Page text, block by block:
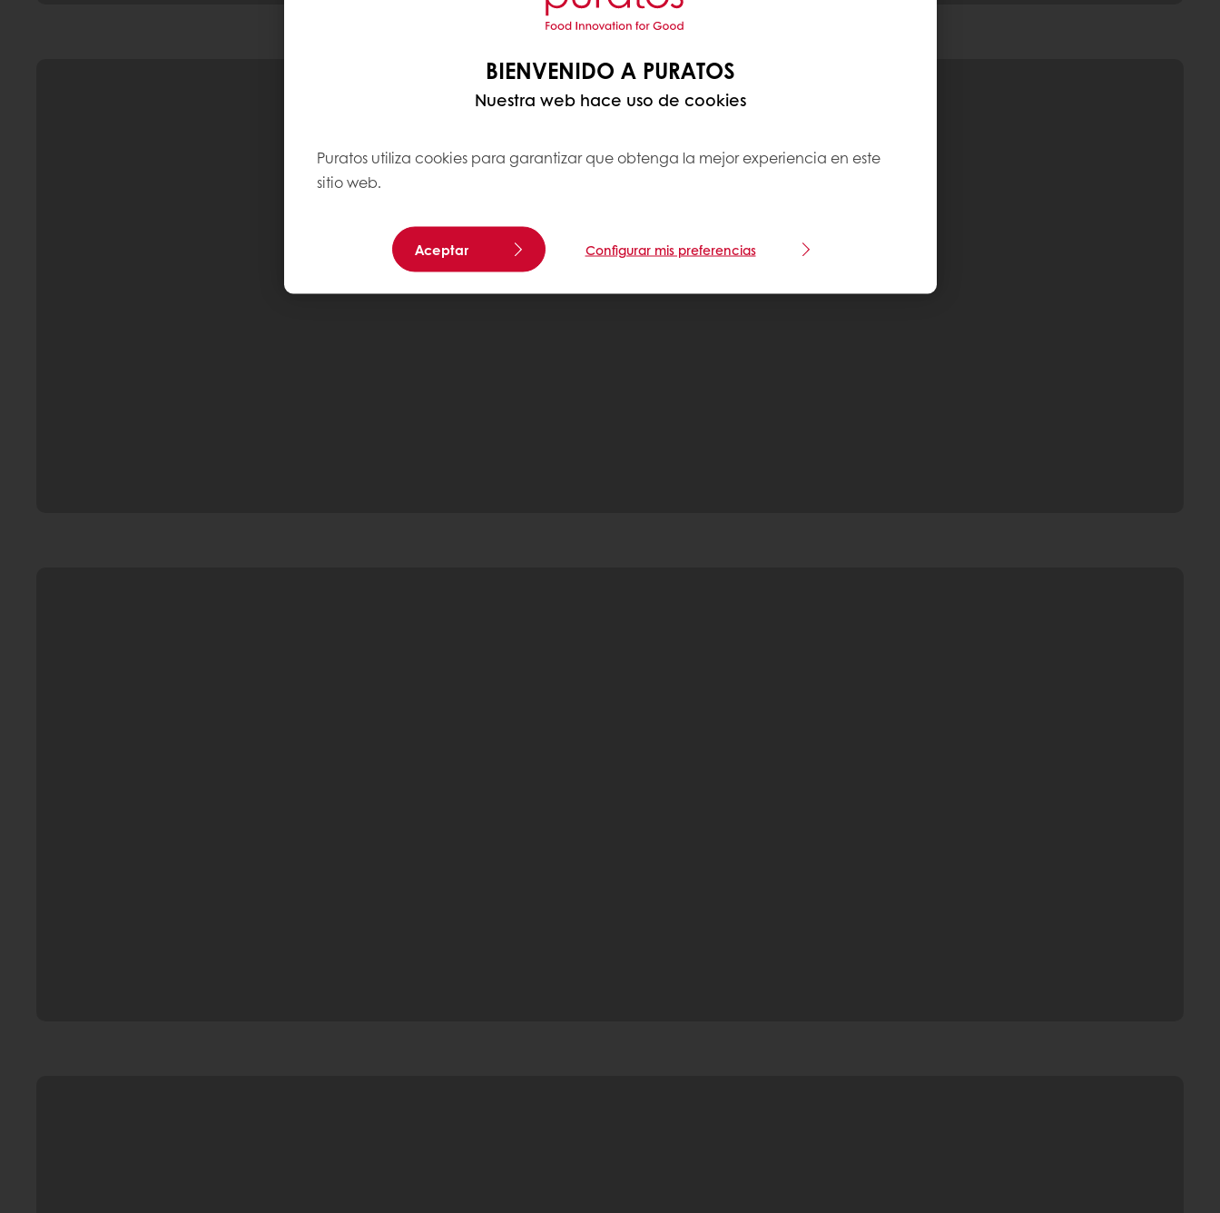
BIENVENIDO A PURATOS
Nuestra web hace uso de cookies
Puratos utiliza cookies para garantizar que obtenga la mejor experiencia en este
sitio web.
Aceptar Configurar mis preferencias